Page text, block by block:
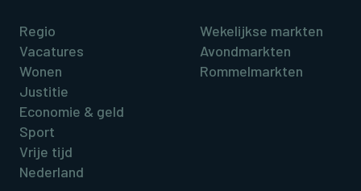
Regio
Vacatures
Wonen
Justitie
Economie & geld
Sport
Vrije tijd
Nederland
Wekelijkse markten
Avondmarkten
Rommelmarkten